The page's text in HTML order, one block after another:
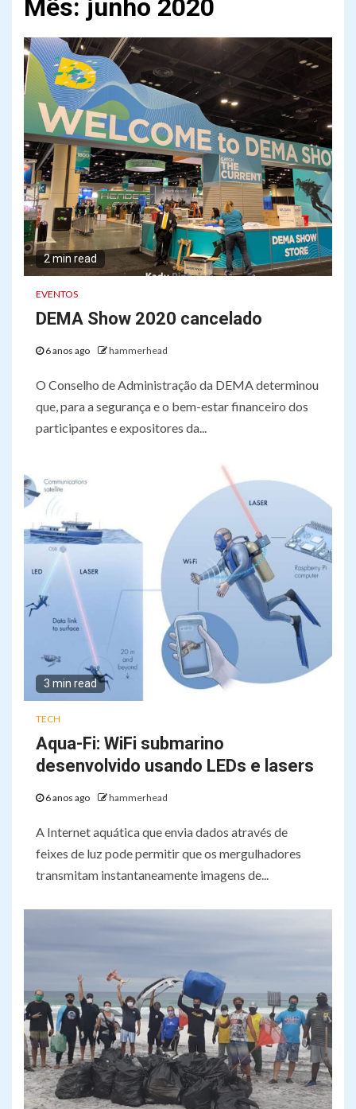
Mês: junho 2020
2 min read
EVENTOS
DEMA Show 2020 cancelado
6 anos ago hammerhead
O Conselho de Administração da DEMA determinou
que, para a segurança e o bem-estar financeiro dos
participantes e expositores da...
3 min read
TECH
Aqua-Fi: WiFi submarino
desenvolvido usando LEDs e lasers
6 anos ago hammerhead
A Internet aquática que envia dados através de
feixes de luz pode permitir que os mergulhadores
transmitam instantaneamente imagens de...